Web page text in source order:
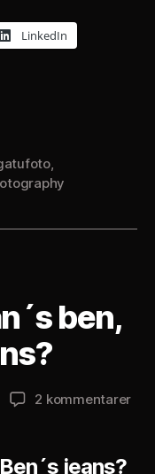
LinkedIn
,
ben,
2 kommentarertill
jeans?